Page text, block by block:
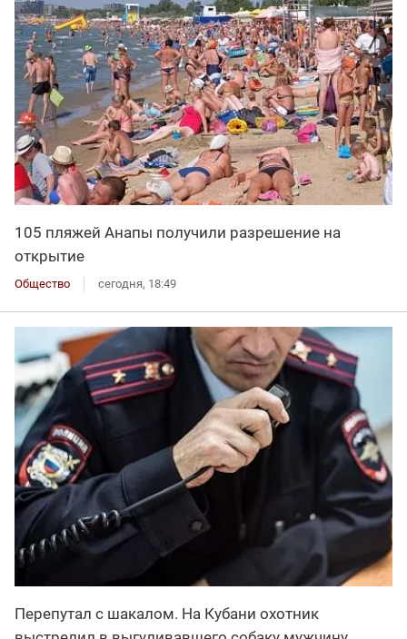
105 пляжей Анапы получили разрешение на
открытие
Общество сегодня, 18:49
Перепутал с шакалом. На Кубани охотник